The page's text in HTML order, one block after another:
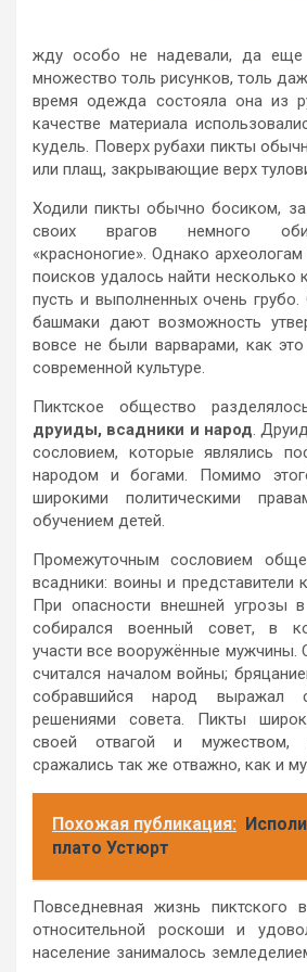
жду особо не надевали, да еще
множество толь рисунков, толь
время одежда состояла она из
качестве материала
кудель. Поверх рубахи пикты
или плащ, закрывающие верх
Ходили пикты обычно босиком,
своих врагов немного
«красноногие». Однако
поисков удалось найти
пусть и выполненных очень
башмаки дают возможность
вовсе не были варварами, как это
современной культуре.
Пиктское общество
друиды, всадники и народ.
сословием, которые являлись
народом и богами. Помимо
широкими политическими
обучением детей.
Промежуточным сословием
всадники: воины и представители
При опасности внешней угрозы
собирался военный совет, в
участи все вооружённые мужчины.
считался началом войны;
собравшийся народ выражал
решениями совета. Пикты
своей отвагой и мужеством,
сражались так же отважно, как и
Похожая публикация:
плато Устюрт
Повседневная жизнь пиктского
относительной роскоши и
население занималось